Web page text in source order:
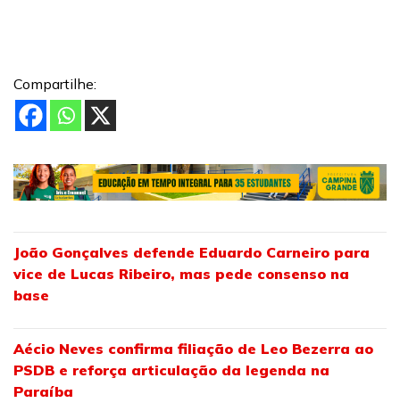
Compartilhe:
João Gonçalves defende Eduardo Carneiro para
vice de Lucas Ribeiro, mas pede consenso na
base
Aécio Neves confirma filiação de Leo Bezerra ao
PSDB e reforça articulação da legenda na
Paraíba